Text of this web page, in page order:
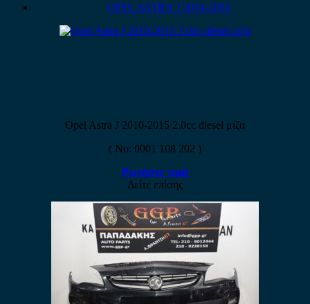
OPEL ASTRA J 2010-2015
Opel Astra J 2010-2015 2.0cc diesel μίζα
( No: 0001 108 202 )
Ρωτήστε τιμή
Δείτε επίσης